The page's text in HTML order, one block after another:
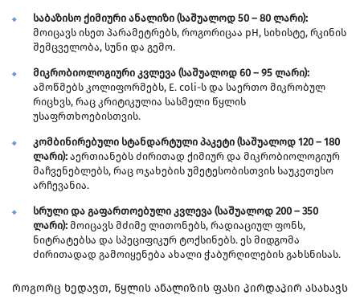
საბაზისო ქიმიური ანალიზი (საშუალოდ 50 – 80 ლარი):
მოიცავს ისეთ პარამეტრებს, როგორიცაა pH, სიხისტე, რკინის
შემცველობა, სუნი და გემო.
მიკრობიოლოგიური კვლევა (საშუალოდ 60 – 95 ლარი):
ამოწმებს კოლიფორმებს, E. coli-ს და საერთო მიკრობულ
რიცხვს, რაც კრიტიკულია სასმელი წყლის
უსაფრთხოებისთვის.
კომბინირებული სტანდარტული პაკეტი (საშუალოდ 120 – 180
ლარი): აერთიანებს ძირითად ქიმიურ და მიკრობიოლოგიურ
მაჩვენებლებს, რაც ოჯახების უმეტესობისთვის საუკეთესო
არჩევანია.
სრული და გაფართოებული კვლევა (საშუალოდ 200 – 350
ლარი): მოიცავს მძიმე ლითონებს, რადიაციულ ფონს,
ნიტრატებსა და სპეციფიკურ ტოქსინებს. ეს მიდგომა
ძირითადად გამოიყენება ახალი ჭაბურღილების გახსნისას.
როგორც ხედავთ, წყლის ანალიზის ფასი პირდაპირ ასახავს